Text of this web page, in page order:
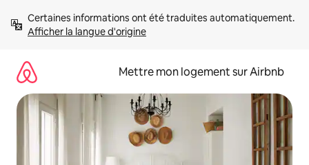
directement
Afficher la langue d'origine
Mettre mon logement sur Airbnb